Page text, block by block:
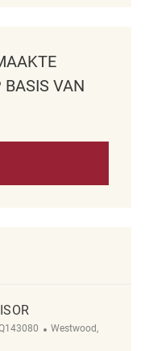
BASIS VAN
Plaats
Westwood,